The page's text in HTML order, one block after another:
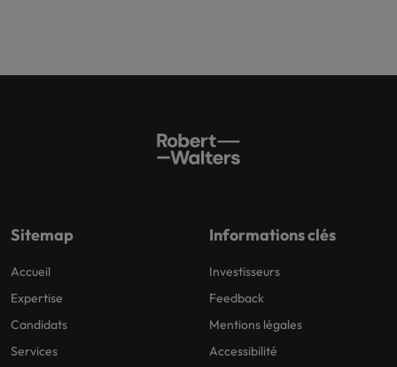
Sitemap
Accueil
Expertise
Candidats
Services
Informations clés
Investisseurs
Feedback
Mentions légales
Accessibilité